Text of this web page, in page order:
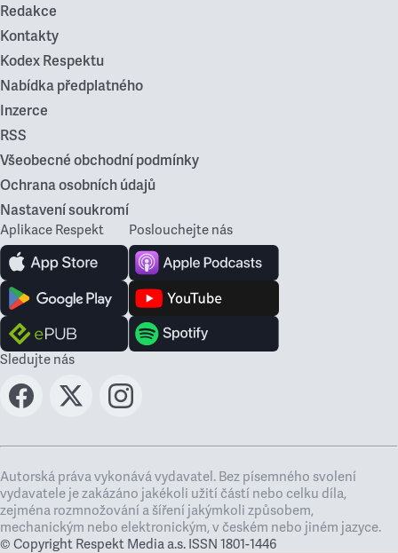
Redakce
Kontakty
Kodex Respektu
Nabídka předplatného
Inzerce
RSS
Všeobecné obchodní podmínky
Ochrana osobních údajů
Nastavení soukromí
Aplikace Respekt Poslouchejte nás
Sledujte nás
Autorská práva vykonává vydavatel. Bez písemného svolení
vydavatele je zakázáno jakékoli užití částí nebo celku díla,
zejména rozmnožování a šíření jakýmkoli způsobem,
mechanickým nebo elektronickým, v českém nebo jiném jazyce.
© Copyright Respekt Media a.s. ISSN 1801-1446